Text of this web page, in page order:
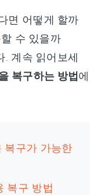
면 어떻게 할까
수 있을까
. 계속 읽어보세
복구하는 방법에
복구가 가능한
복구 방법